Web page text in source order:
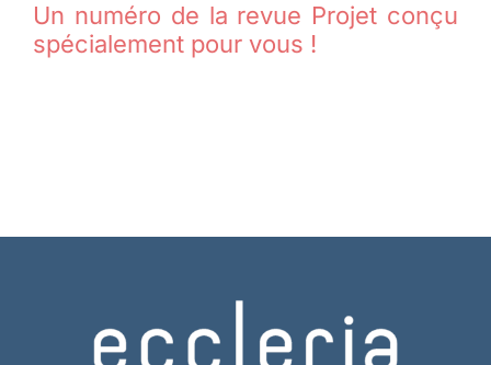
Un numéro de la revue Projet conçu
spécialement pour vous !